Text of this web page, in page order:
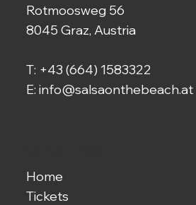
Home
Tickets
Rotmoosweg 56
8045 Graz, Austria
T: +43 (664) 1583322
E: info@salsaonthebeach.at